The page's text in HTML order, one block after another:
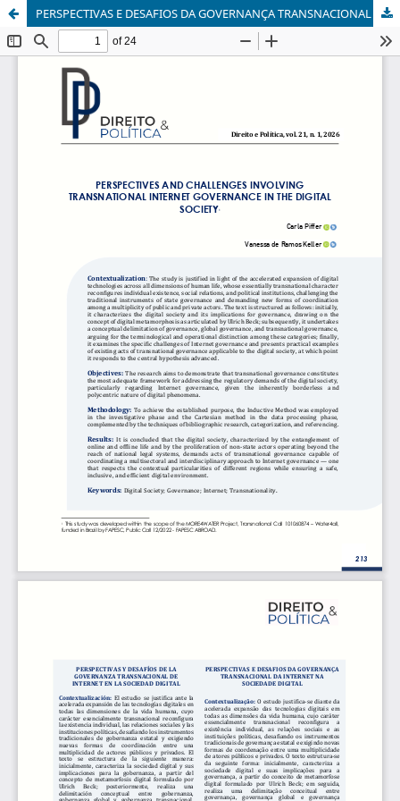
PERSPECTIVAS E DESAFIOS DA GOVERNANÇA TRANSNACIONAL DA INTERNET NA SOCIEDADE DIGITAL